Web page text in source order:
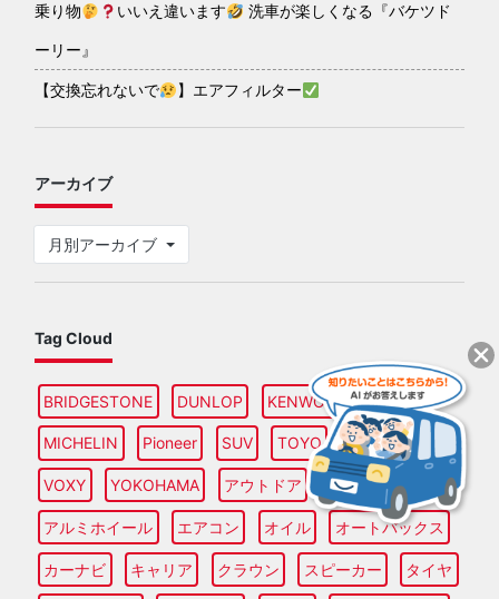
乗り物 いいえ違います 洗車が楽しくなる『バケツド
ーリー』
【交換忘れないで 】エアフィルター
アーカイブ
月別アーカイブ
Tag Cloud
BRIDGESTONE DUNLOP KENWOOD MAZDA
MICHELIN Pioneer SUV TOYO TOYOTA
VOXY YOKOHAMA アウトドア アルファード
アルミホイール エアコン オイル オートバックス
カーナビ キャリア クラウン スピーカー タイヤ